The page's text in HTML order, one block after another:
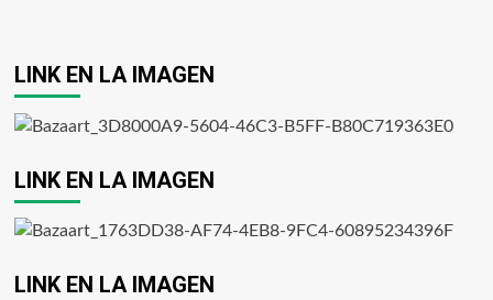
LINK EN LA IMAGEN
LINK EN LA IMAGEN
LINK EN LA IMAGEN